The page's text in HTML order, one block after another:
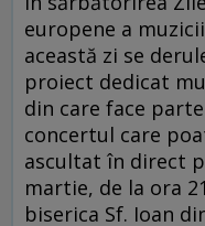
europene a
această zi se
proiect dedicat
din care face
concertul care
ascultat în direct
martie, de la ora
biserica Sf. Ioan